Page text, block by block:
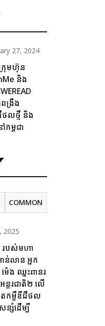
27, 2024
រុមហ៊ុន
និង
ពង្រឹង
ថលថ្មី និង
កម្ពុជា
COMMON
2025
របស់មហា
ាន់លាន អ្នក
េង ឈ្នះពានរ
ន្តរជាតិ២ លើ
តកម្ចីឌីជីថល
សំដើម្បី